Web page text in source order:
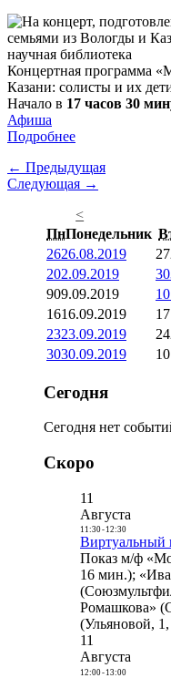
Концертная программа
Казани: солисты и их
Начало в 17 часов 30
Афиша
Подробнее
← Предыдущая
Следующая →
<
ПнПонедельник
2626.08.2019 27
202.09.2019 3
909.09.2019 10
1616.09.2019 17
2323.09.2019 24
3030.09.2019 1
Сегодня
Сегодня нет
Скоро
11
Августа
11:30- 12:30
Виртуальный
Показ м/ф
16 мин.);
Ромашкова»
(Ульяновой,
11
Августа
12:00- 13:00